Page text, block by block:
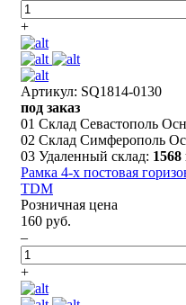
+
Артикул: SQ1814-0130
под заказ
01 Склад Севастополь
02 Склад Симферополь
03 Удаленный склад:
Рамка 4-х постовая
TDM
Розничная цена
160 руб.
–
+